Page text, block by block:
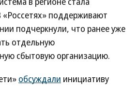
поддерживают
подчеркнули, что ранее уже
отдельную
сбытовую организацию.
обсуждали инициативу